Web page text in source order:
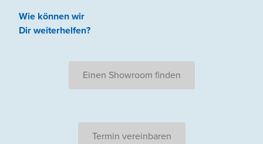
Wie können wir
Dir weiterhelfen?
Einen Showroom finden
Termin vereinbaren